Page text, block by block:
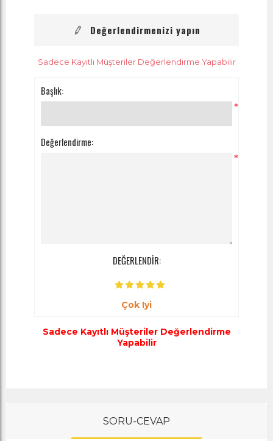
Değerlendirmenizi yapın
Sadece Kayıtlı Müşteriler Değerlendirme Yapabilir
Başlık:
*
Değerlendirme:
*
DEĞERLENDİR:
Çok Iyi
Sadece Kayıtlı Müşteriler Değerlendirme
Yapabilir
SORU-CEVAP